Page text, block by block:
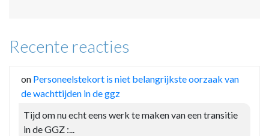
Recente reacties
on Personeelstekort is niet belangrijkste oorzaak van
de wachttijden in de ggz
Tijd om nu echt eens werk te maken van een transitie
in de GGZ :...